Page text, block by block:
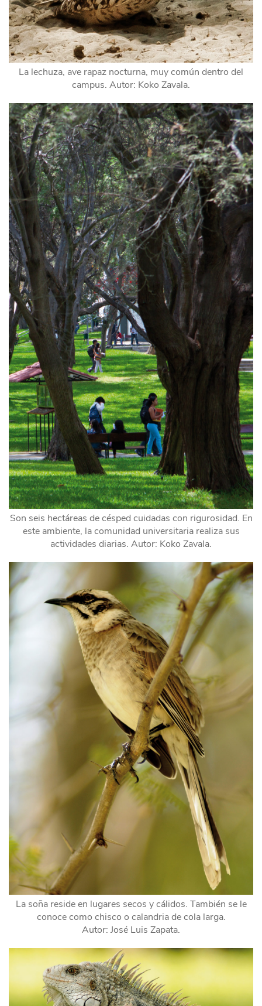
La lechuza, ave rapaz nocturna, muy común dentro del
campus. Autor: Koko Zavala.
Son seis hectáreas de césped cuidadas con rigurosidad. En
este ambiente, la comunidad universitaria realiza sus
actividades diarias. Autor: Koko Zavala.
La soña reside en lugares secos y cálidos. También se le
conoce como chisco o calandria de cola larga.
Autor: José Luis Zapata.